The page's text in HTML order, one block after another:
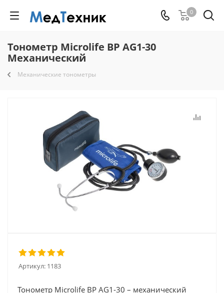
0
Тонометр Microlife BP AG1-30
Механический
Механические тонометры
Артикул: 1183
Тонометр Microlife BP AG1-30 – механический